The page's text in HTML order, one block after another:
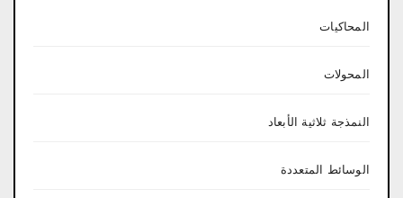
المحاكيات
المحولات
النمذجة ثلاثية الأبعاد
الوسائط المتعددة